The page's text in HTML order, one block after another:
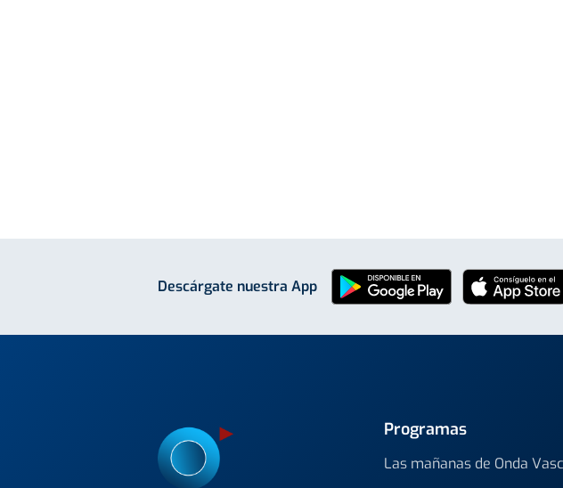
Descárgate nuestra App
Programas
Las mañanas de Onda